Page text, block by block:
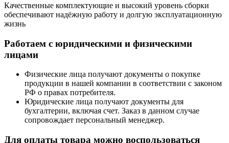
Качественные комплектующие и высокий уровень сборки
обеспечивают надёжную работу и долгую эксплуатационную
жизнь
Работаем с юридическими и физическими
лицами
Физические лица получают документы о покупке
продукции в нашей компании в соответствии с законом
РФ о правах потребителя.
Юридические лица получают документы для
бухгалтерии, включая счет. Заказ в данном случае
сопровождает персональный менеджер.
Для оплаты товара можно воспользоваться